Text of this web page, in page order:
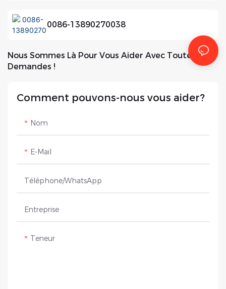
0086-13890270038
Nous Sommes Là Pour Vous Aider Avec Toutes Vos
Demandes !
Comment pouvons-nous vous aider?
Nom
E-Mail
Téléphone/WhatsApp
Entreprise
Teneur